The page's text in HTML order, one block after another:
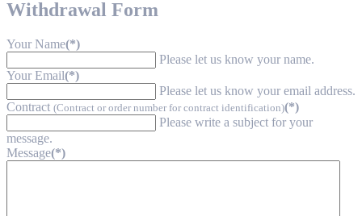
Withdrawal Form
Your Name(*)
Please let us know your name.
Your Email(*)
Please let us know your email address.
Contract (Contract or order number for contract identification)(*)
Please write a subject for your
message.
Message(*)